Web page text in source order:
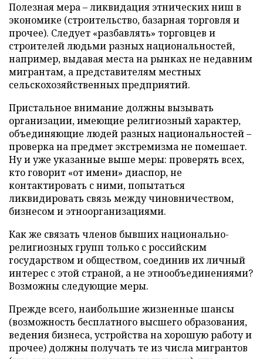
Полезная мера – ликвидация этнических ниш в
экономике (строительство, базарная торговля и
прочее). Следует «разбавлять» торговцев и
строителей людьми разных национальностей,
например, выдавая места на рынках не недавним
мигрантам, а представителям местных
сельскохозяйственных предприятий.
Пристальное внимание должны вызывать
организации, имеющие религиозный характер,
объединяющие людей разных национальностей –
проверка на предмет экстремизма не помешает.
Ну и уже указанные выше меры: проверять всех,
кто говорит «от имени» диаспор, не
контактировать с ними, попытаться
ликвидировать связь между чиновничеством,
бизнесом и этноорганизациями.
Как же связать членов бывших национально-
религиозных групп только с российским
государством и обществом, соединив их личный
интерес с этой страной, а не этнообъединениями?
Возможны следующие меры.
Прежде всего, наибольшие жизненные шансы
(возможность бесплатного высшего образования,
ведения бизнеса, устройства на хорошую работу и
прочее) должны получать те из числа мигрантов